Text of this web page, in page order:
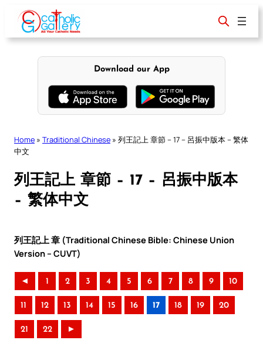
content
Download our App
Home » Traditional Chinese » 列王記上 章節 – 17 – 呂振中版本 – 繁体
中文
列王記上 章節 – 17 – 呂振中版本
– 繁体中文
列王記上 章 (Traditional Chinese Bible: Chinese Union
Version – CUVT)
◄ 1 2 3 4 5 6 7 8 9 10
11 12 13 14 15 16 17 18 19 20
21 22 ►